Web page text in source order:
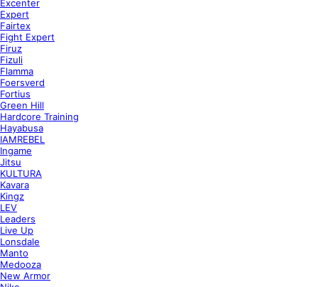
Excenter
Expert
Fairtex
Fight Expert
Firuz
Fizuli
Flamma
Foersverd
Fortius
Green Hill
Hardcore Training
Hayabusa
IAMREBEL
Ingame
Jitsu
KULTURA
Kavara
Kingz
LEV
Leaders
Live Up
Lonsdale
Manto
Medooza
New Armor